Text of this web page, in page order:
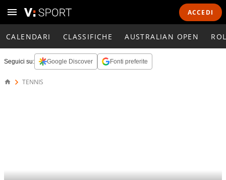
ACCEDI
CALENDARI CLASSIFICHE AUSTRALIAN OPEN
Seguici su: Google Discover Fonti preferite
TENNIS